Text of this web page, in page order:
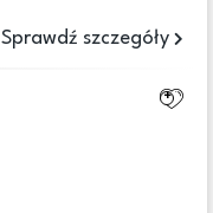
Sprawdź szczegóły